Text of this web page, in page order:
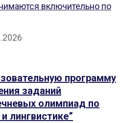
включительно по
программу
заданий
олимпиад по
лингвистике”